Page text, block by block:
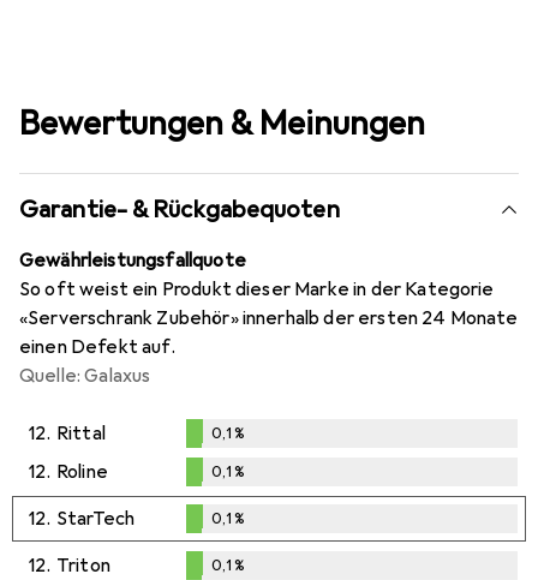
Bewertungen & Meinungen
Garantie- & Rückgabequoten
Gewährleistungsfallquote
So oft weist ein Produkt dieser Marke in der Kategorie
«Serverschrank Zubehör» innerhalb der ersten 24 Monate
einen Defekt auf.
Quelle: Galaxus
12. Rittal
%
0,1%
12. Roline
0,1%
0,1%
12. StarTech
0,1%
0,1%
12. Triton 0,1%